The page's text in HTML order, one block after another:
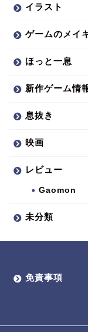
イラスト
ゲームのメイ
ほっと一息
新作ゲーム情
息抜き
映画
レビュー
Gaomon
未分類
免責事項